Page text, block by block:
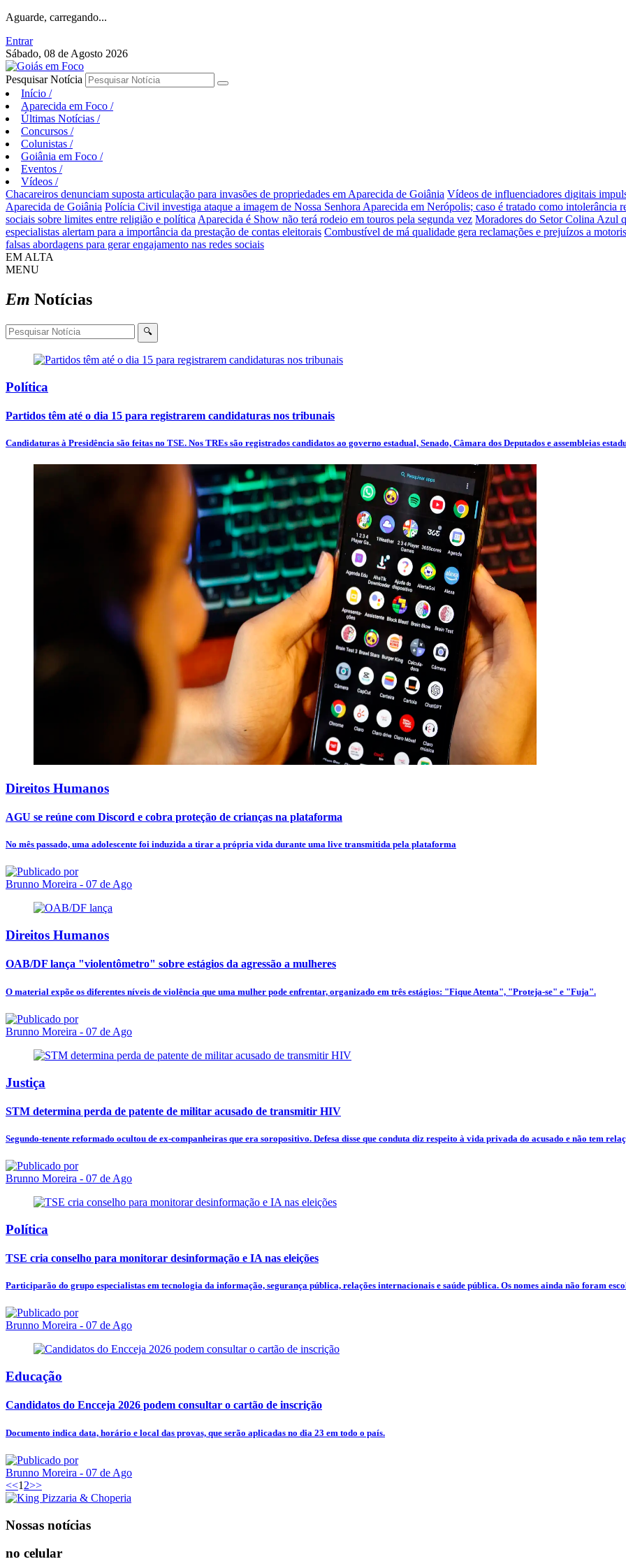
Aguarde, carregando...
Entrar
Sábado, 08 de Agosto 2026
Pesquisar Notícia
Início /
Aparecida em Foco /
Últimas Notícias /
Concursos /
Colunistas /
Goiânia em Foco /
Eventos /
Vídeos /
Chacareiros denunciam suposta articulação para invasões de propriedades em Aparecida de Goiânia Vídeos de influenciadores digitais
Aparecida de Goiânia Polícia Civil investiga ataque a imagem de Nossa Senhora Aparecida em Nerópolis; caso é tratado como intolerância
sociais sobre limites entre religião e política Aparecida é Show não terá rodeio em touros pela segunda vez Moradores do Setor Colina Azul
especialistas alertam para a importância da prestação de contas eleitorais Combustível de má qualidade gera reclamações e prejuízos a
falsas abordagens para gerar engajamento nas redes sociais
EM ALTA
MENU
Em Notícias
🔍
Política
Partidos têm até o dia 15 para registrarem candidaturas nos tribunais
Candidaturas à Presidência são feitas no TSE. Nos TREs são registrados candidatos ao governo estadual, Senado, Câmara dos Deputados e assembleias
Direitos Humanos
AGU se reúne com Discord e cobra proteção de crianças na plataforma
No mês passado, uma adolescente foi induzida a tirar a própria vida durante uma live transmitida pela plataforma
Brunno Moreira - 07 de Ago
Direitos Humanos
OAB/DF lança "violentômetro" sobre estágios da agressão a mulheres
O material expõe os diferentes níveis de violência que uma mulher pode enfrentar, organizado em três estágios: "Fique Atenta", "Proteja-se" e "Fuja".
Brunno Moreira - 07 de Ago
Justiça
STM determina perda de patente de militar acusado de transmitir HIV
Segundo-tenente reformado ocultou de ex-companheiras que era soropositivo. Defesa disse que conduta diz respeito à vida privada do acusado e não tem
Brunno Moreira - 07 de Ago
Política
TSE cria conselho para monitorar desinformação e IA nas eleições
Participarão do grupo especialistas em tecnologia da informação, segurança pública, relações internacionais e saúde pública. Os nomes ainda não foram
Brunno Moreira - 07 de Ago
Educação
Candidatos do Encceja 2026 podem consultar o cartão de inscrição
Documento indica data, horário e local das provas, que serão aplicadas no dia 23 em todo o país.
Brunno Moreira - 07 de Ago
<<1 2>>
Nossas notícias
no celular